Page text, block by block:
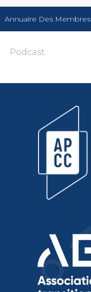
Annuaire Des Membres
Podcast